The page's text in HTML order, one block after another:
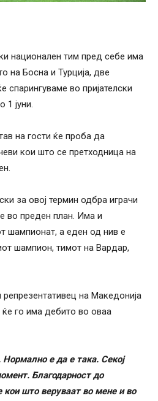
национален тим пред себе има
на Босна и Турција, две
спарингуваме во пријателски
1 јуни.
на гости ќе проба да
кои што се претходница на
за овој термин одбра играчи
во преден план. Има и
шампионат, а еден од нив е
шампион, тимот на Вардар,
на Македонија
ќе го има дебито во оваа
е да е така. Секој
Благодарност до
кои што веруваат во мене и во